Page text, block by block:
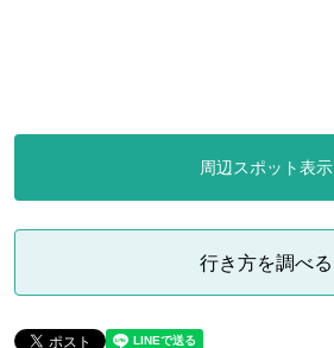
周辺スポット表示
行き方を調べる